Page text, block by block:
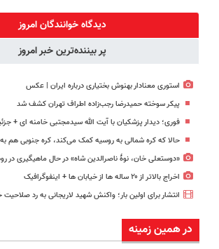
انواع مو)
کرده!
دیدگاه خوانندگان امروز
پر بیننده‌ترین خبر امروز
استوری معنادار بهنوش بختیاری درباره ایران | عکس
پیکر سوخته حمیدرضا رجب‌زاده اطراف تهران کشف شد
فوری؛ دیدار پزشکیان با آیت الله سیدمجتبی خامنه ای +
حالا که کره شمالی به روسیه کمک می‌کند، کره جنوبی هم
«دوستعلی خان، نوۀ ناصرالدین شاه» در حال ماهیگیری در
اخراج بالاتر از ۲۰ ساله ها از خیابان ها + اینفوگرافیک
انتشار برای اولین بار؛ واکنش شهید لاریجانی به رد
در همین زمینه